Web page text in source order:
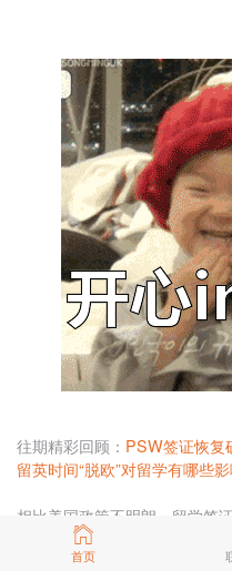
首页
往期精彩回顾： PSW签证恢复
留英时间“脱欧”对留学有哪些
相比美国政策不明朗、留学签
状，英国这一系列留学利好政
请人，目标纷纷对准了英国。